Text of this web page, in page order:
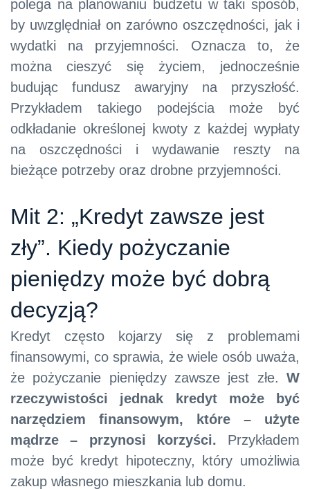
polega na planowaniu budżetu w taki sposób,
by uwzględniał on zarówno oszczędności, jak i
wydatki na przyjemności. Oznacza to, że
można cieszyć się życiem, jednocześnie
budując fundusz awaryjny na przyszłość.
Przykładem takiego podejścia może być
odkładanie określonej kwoty z każdej wypłaty
na oszczędności i wydawanie reszty na
bieżące potrzeby oraz drobne przyjemności.
Mit 2: „Kredyt zawsze jest
zły”. Kiedy pożyczanie
pieniędzy może być dobrą
decyzją?
Kredyt często kojarzy się z problemami
finansowymi, co sprawia, że wiele osób uważa,
że pożyczanie pieniędzy zawsze jest złe. W
rzeczywistości jednak kredyt może być
narzędziem finansowym, które – użyte
mądrze – przynosi korzyści. Przykładem
może być kredyt hipoteczny, który umożliwia
zakup własnego mieszkania lub domu.